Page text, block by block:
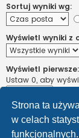
Strona ta
w celach
Sortuj wyniki wg:
Wyświetl wyniki z
Wyświetl pierwsze:
Ustaw 0, aby